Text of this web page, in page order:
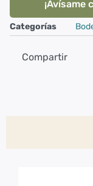
¡Avísame
Categorías
Compartir